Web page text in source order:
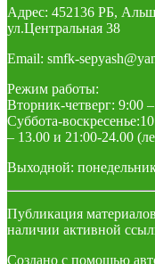
Адрес: 452136 РБ,
ул.Центральная 38
Email: smfk-
Режим работы:
Вторник-четверг: 9:00
Суббота-
– 13.00 и 21:00-24.00
Выходной:
Публикация
наличии активной
Создано с помощью